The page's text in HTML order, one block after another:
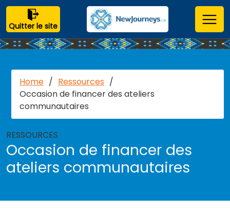
Quitter le site
RESSOURCES
Home / Ressources /
Occasion de financer des ateliers
communautaires
Occasion de financer des
ateliers communautaires